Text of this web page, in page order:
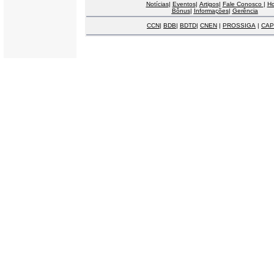
Notícias| Eventos| Artigos| Fale Conosco |
Bônus| Informações| Gerência
CCN| BDB| BDTD| CNEN | PROSSIGA |